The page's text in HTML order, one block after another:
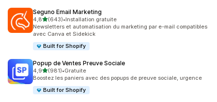
Seguno Email Marketing
4,8étoile(s) sur 5
(643)
643 avis au total
•Installation gratuite
Newsletters et automatisation du marketing par e-mail compatibles
avec Canva et Sidekick
Built for Shopify
Popup de Ventes Preuve Sociale
4,9étoile(s) sur 5
(981)
981 avis au total
•Gratuite
Boostez les paniers avec des popups de preuve sociale, urgence
Built for Shopify